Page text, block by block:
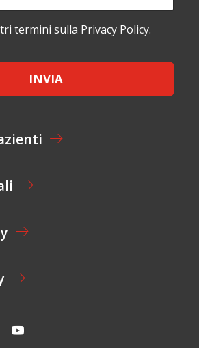
termini sulla Privacy Policy.
INVIA